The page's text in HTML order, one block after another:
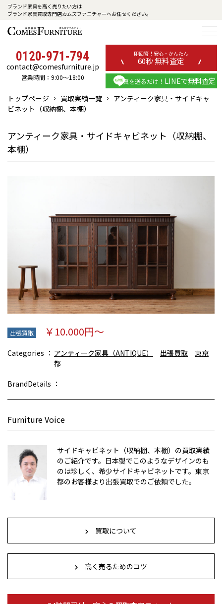
ブランド家具を高く売りたい方は
ブランド家具買取専門店カムズファニチャーへお任せください。
0120-971-794
contact@comesfurniture.jp
営業時間：9:00～18:00
即回答！安心・かんたん
60秒 無料査定
写真を送るだけ！ LINEで無料査定
トップページ 買取実績一覧
アンティーク家具・サイドキャ
ビネット（収納棚、本棚）
アンティーク家具・サイドキャビネット（収納棚、
本棚）
出張買取 ￥10.000円～
Categories アンティーク家具（ANTIQUE） 出張買取
東京
都
BrandDetails
Furniture Voice
サイドキャビネット（収納棚、本棚）の買取実績
のご紹介です。日本製でこのようなデザインのも
のは珍しく、希少サイドキャビネットです。東京
都のお客様より出張買取でのご依頼でした。
買取について
高く売るためのコツ